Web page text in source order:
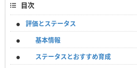
目次
評価とステータス
基本情報
ステータスとおすすめ育成